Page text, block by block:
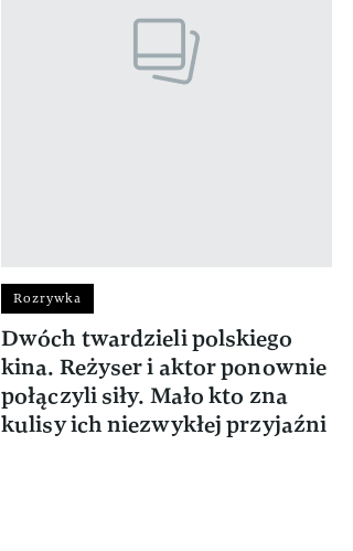
Rozrywka
Dwóch twardzieli polskiego
kina. Reżyser i aktor ponownie
połączyli siły. Mało kto zna
kulisy ich niezwykłej przyjaźni